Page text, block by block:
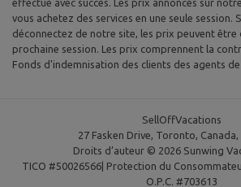
effectué avec succès. Les prix annoncés sur
vous achetez des services en une seule session.
déconnectez de notre site, les prix peuvent
prochaine session. Les prix comprennent la
Fonds d'indemnisation des clients des agents
SellOffVacations
27 Fasken Drive, Toronto, Canada,
Droits d’auteur © 2026 Sunwing
TICO #50026566| Protection du
O.P.C. #703613